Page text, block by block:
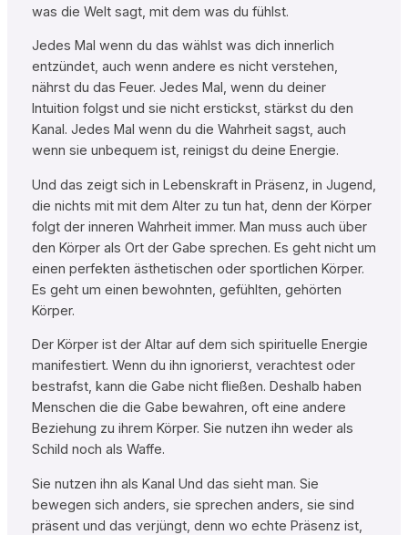
was die Welt sagt, mit dem was du fühlst.
Jedes Mal wenn du das wählst was dich innerlich
entzündet, auch wenn andere es nicht verstehen,
nährst du das Feuer. Jedes Mal, wenn du deiner
Intuition folgst und sie nicht erstickst, stärkst du den
Kanal. Jedes Mal wenn du die Wahrheit sagst, auch
wenn sie unbequem ist, reinigst du deine Energie.
Und das zeigt sich in Lebenskraft in Präsenz, in Jugend,
die nichts mit mit dem Alter zu tun hat, denn der Körper
folgt der inneren Wahrheit immer. Man muss auch über
den Körper als Ort der Gabe sprechen. Es geht nicht um
einen perfekten ästhetischen oder sportlichen Körper.
Es geht um einen bewohnten, gefühlten, gehörten
Körper.
Der Körper ist der Altar auf dem sich spirituelle Energie
manifestiert. Wenn du ihn ignorierst, verachtest oder
bestrafst, kann die Gabe nicht fließen. Deshalb haben
Menschen die die Gabe bewahren, oft eine andere
Beziehung zu ihrem Körper. Sie nutzen ihn weder als
Schild noch als Waffe.
Sie nutzen ihn als Kanal Und das sieht man. Sie
bewegen sich anders, sie sprechen anders, sie sind
präsent und das verjüngt, denn wo echte Präsenz ist,